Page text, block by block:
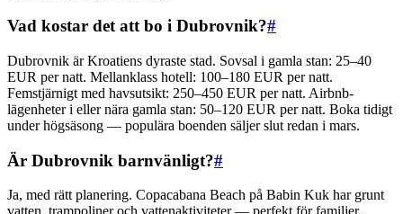
Vad kostar det att bo i Dubrovnik?#
Dubrovnik är Kroatiens dyraste stad. Sovsal i gamla stan: 25–40
EUR per natt. Mellanklass hotell: 100–180 EUR per natt.
Femstjärnigt med havsutsikt: 250–450 EUR per natt. Airbnb-
lägenheter i eller nära gamla stan: 50–120 EUR per natt. Boka tidigt
under högsäsong — populära boenden säljer slut redan i mars.
Är Dubrovnik barnvänligt?#
Ja, med rätt planering. Copacabana Beach på Babin Kuk har grunt